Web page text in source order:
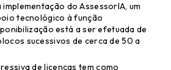
implementação do AssessorIA, um
tecnológico à função
está a ser efetuada de
sucessivos de cerca de 50 a
de licenças tem como